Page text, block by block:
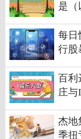
是（
每日
行股
百利
庄与
杰地
季扭